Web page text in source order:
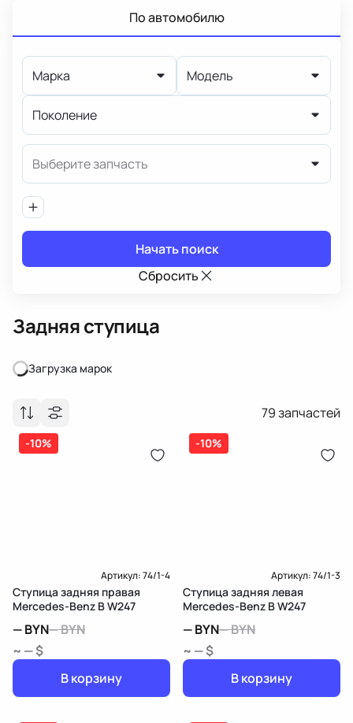
По автомобилю
Марка Модель
Поколение
Выберите запчасть
Начать поиск
Сбросить
Задняя ступица
Загрузка марок
Загрузка марок
79запчастей
-10%
Артикул:74/1-4
Ступица задняя правая
Mercedes-Benz B W247
—BYN—BYN
~ — $
В корзину
-10%
Артикул:74/1-3
Ступица задняя левая
Mercedes-Benz B W247
—BYN—BYN
~ — $
В корзину